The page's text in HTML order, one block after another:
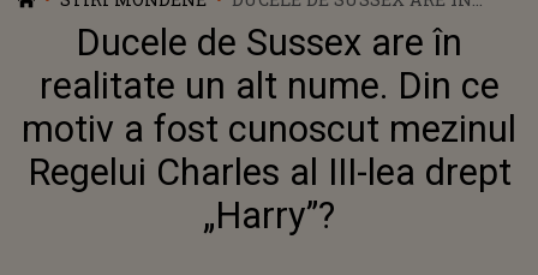
REALITATE UN ALT NUME. DIN
CE MOTIV A FOST CUNOSCUT
MEZINUL REGELUI CHARLES AL
III-LEA DREPT „HARRY”?
Ducele de Sussex are în
realitate un alt nume. Din ce
motiv a fost cunoscut mezinul
Regelui Charles al III-lea drept
„Harry”?